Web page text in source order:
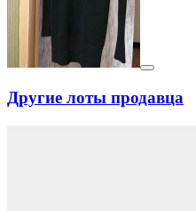
Другие лоты продавца